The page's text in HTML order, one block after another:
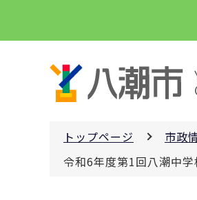
ペ
トップページ 市政
令和6年度第1回八潮中